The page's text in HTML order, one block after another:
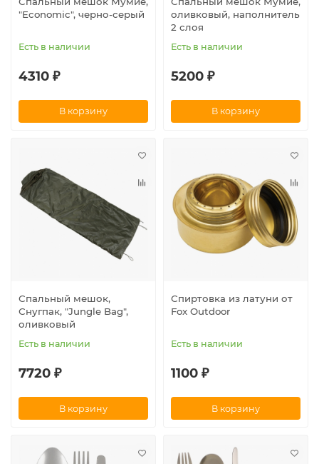
"Economic", черно-серый
Есть в наличии
4310 ₽
В корзину
оливковый, наполнитель
2 слоя
Есть в наличии
5200 ₽
В корзину
Спальный мешок,
Снугпак, "Jungle Bag",
оливковый
Есть в наличии
7720 ₽
В корзину
Спиртовка из латуни от
Fox Outdoor
Есть в наличии
1100 ₽
В корзину